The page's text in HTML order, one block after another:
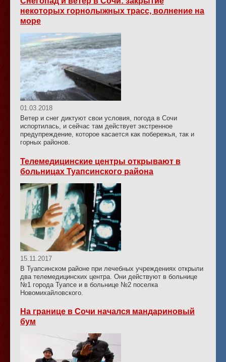
некоторых горнолыжных трасс, волнение на
море
01.03.2018
Ветер и снег диктуют свои условия, погода в Сочи
испортилась, и сейчас там действует экстренное
предупреждение, которое касается как побережья, так и
горных районов.
Телемедицинские центры открывают в
больницах Туапсинского района
15.11.2017
В Туапсинском районе при лечебных учреждениях открыли
два телемедицинских центра. Они действуют в больнице
№1 города Туапсе и в больнице №2 поселка
Новомихайловского.
На границе в Сочи начался мандариновый
бум